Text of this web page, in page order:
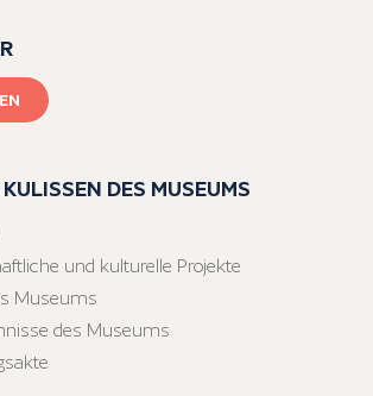
DES MUSEUMS
und kulturelle Projekte
Museums
des Museums